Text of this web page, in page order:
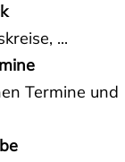
...
Termine und